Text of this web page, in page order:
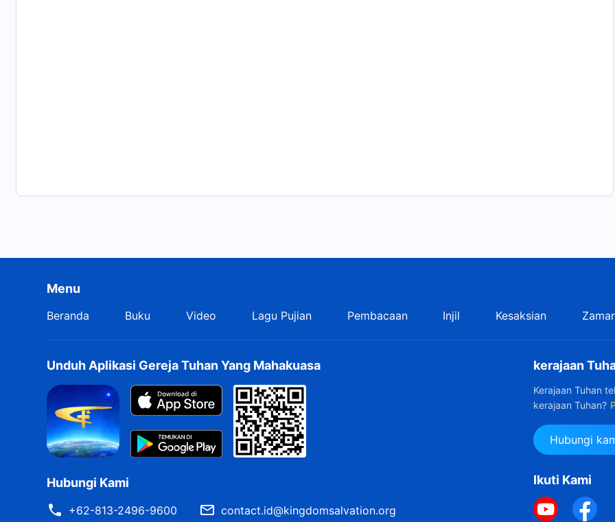
Menu
Beranda Buku Video Lagu Pujian Pembacaan Injil Kesaksian
Unduh Aplikasi Gereja Tuhan Yang Mahakuasa
Hubungi Kami
+62-813-2496-9600 contact.id@kingdomsalvation.org
kerajaan
Kerajaan Tuhan
kerajaan Tuhan?
Hubungi
Ikuti Kami